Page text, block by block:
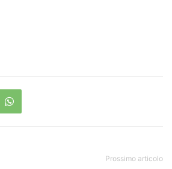
Prossimo articolo